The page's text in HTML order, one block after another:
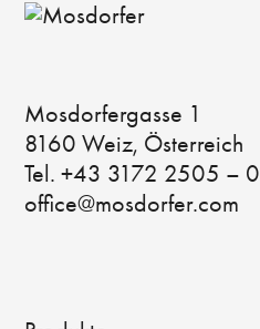
Mosdorfergasse 1
8160 Weiz, Österreich
Tel. +43 3172 2505 – 0
office@mosdorfer.com